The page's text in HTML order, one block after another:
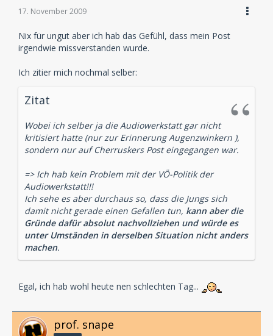
17. November 2009
Nix für ungut aber ich hab das Gefühl, dass mein Post
irgendwie missverstanden wurde.
Ich zitier mich nochmal selber:
Zitat
Wobei ich selber ja die Audiowerkstatt gar nicht
kritisiert hatte (nur zur Erinnerung Augenzwinkern ),
sondern nur auf Cherruskers Post eingegangen war.
=> Ich hab kein Problem mit der VÖ-Politik der
Audiowerkstatt!!!
Ich sehe es aber durchaus so, dass die Jungs sich
damit nicht gerade einen Gefallen tun, kann aber die
Gründe dafür absolut nachvollziehen und würde es
unter Umständen in derselben Situation nicht anders
machen.
Egal, ich hab wohl heute nen schlechten Tag...
prof. snape